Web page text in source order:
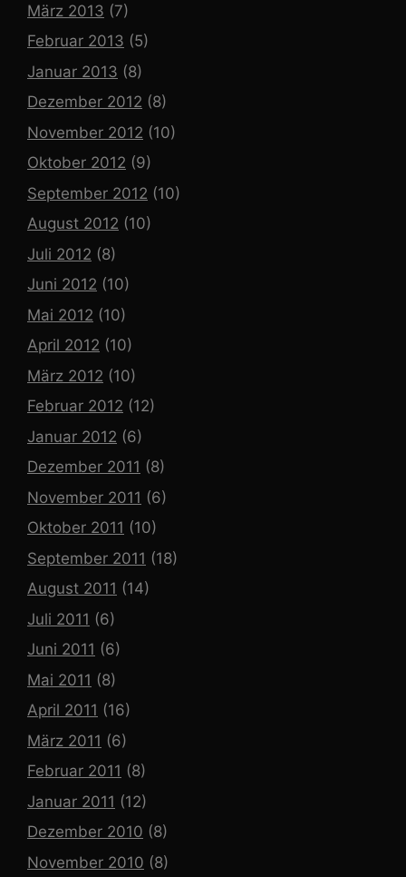
März 2013 (7)
Februar 2013 (5)
Januar 2013 (8)
Dezember 2012 (8)
November 2012 (10)
Oktober 2012 (9)
September 2012 (10)
August 2012 (10)
Juli 2012 (8)
Juni 2012 (10)
Mai 2012 (10)
April 2012 (10)
März 2012 (10)
Februar 2012 (12)
Januar 2012 (6)
Dezember 2011 (8)
November 2011 (6)
Oktober 2011 (10)
September 2011 (18)
August 2011 (14)
Juli 2011 (6)
Juni 2011 (6)
Mai 2011 (8)
April 2011 (16)
März 2011 (6)
Februar 2011 (8)
Januar 2011 (12)
Dezember 2010 (8)
November 2010 (8)